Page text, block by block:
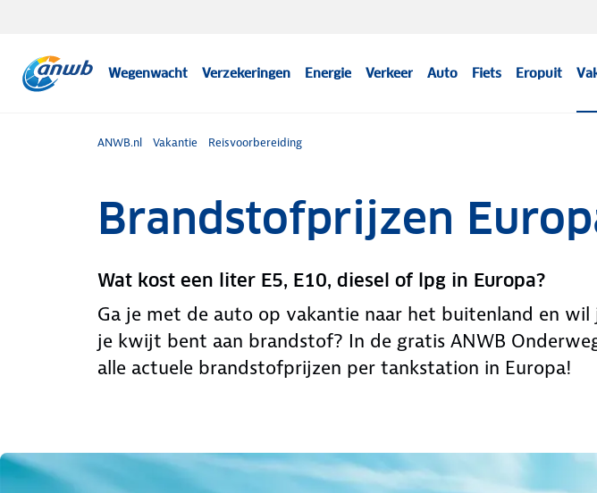
Wegenwacht Verzekeringen Energie Verkeer Auto Fiets Eropuit
ANWB.nl Vakantie Reisvoorbereiding
Brandstofprijzen
Wat kost een liter E5, E10, diesel of lpg in Europa?
Ga je met de auto op vakantie naar het buitenland en wil
je kwijt bent aan brandstof? In de gratis ANWB
alle actuele brandstofprijzen per tankstation in Europa!